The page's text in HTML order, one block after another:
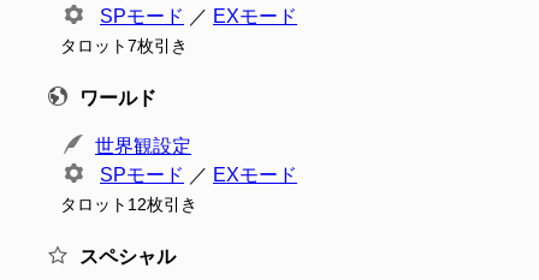
SPモード ／ EXモード
タロット7枚引き
ワールド
世界観設定
SPモード ／ EXモード
タロット12枚引き
スペシャル